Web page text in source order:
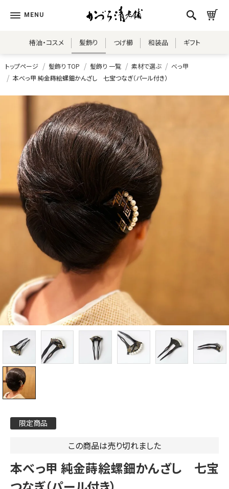
椿油・コスメ 髪飾り つげ櫛 和装品 ギフト
トップページ 髪飾り TOP 髪飾り 一覧 素材で選ぶ
べっ甲
本べっ甲 純金蒔絵螺鈿かんざし 七宝つなぎ（パール付き）
限定商品
この商品は売り切れました
本べっ甲 純金蒔絵螺鈿かんざし 七宝